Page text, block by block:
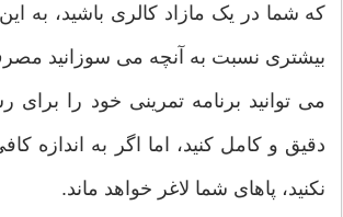
که شما در یک مازاد کالری باشید، به
بیشتری نسبت به آنچه می سوزانید
می توانید برنامه تمرینی خود را
دقیق و کامل کنید، اما اگر به اندازه
نکنید، پاهای شما لاغر خواهد ماند.